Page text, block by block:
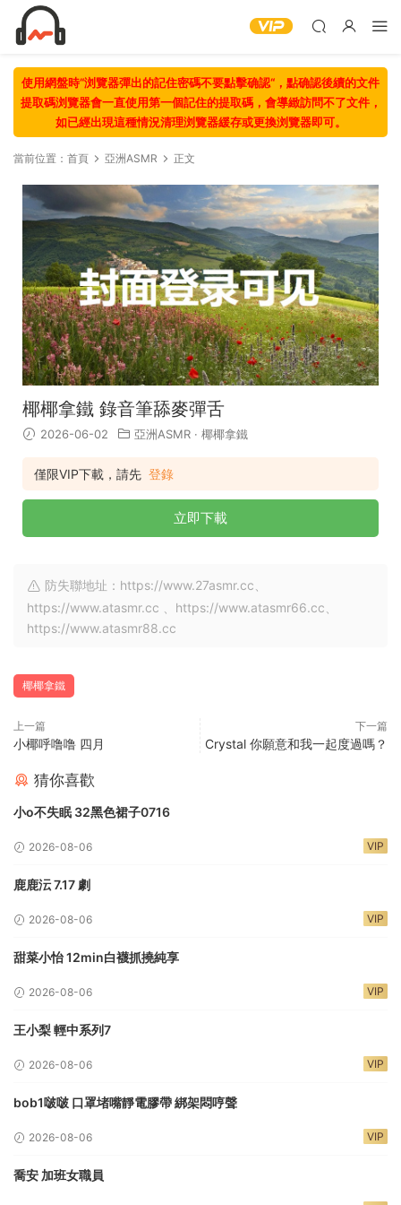
使用網盤時“浏覽器彈出的記住密碼不要點擊确認“，點确認後續的文件
提取碼浏覽器會一直使用第一個記住的提取碼，會導緻訪問不了文件，
如已經出現這種情況清理浏覽器緩存或更換浏覽器即可。
當前位置： 首頁 亞洲ASMR 正文
椰椰拿鐵 錄音筆舔麥彈舌
2026-06-02 亞洲ASMR · 椰椰拿鐵
僅限VIP下載，請先 登錄
立即下載
防失聯地址：https://www.27asmr.cc、
https://www.atasmr.cc 、https://www.atasmr66.cc、
https://www.atasmr88.cc
椰椰拿鐵
上一篇
小椰呼噜噜 四月
下一篇
Crystal 你願意和我一起度過嗎？
猜你喜歡
小o不失眠 32黑色裙子0716
2026-08-06 VIP
鹿鹿沄 7.17 劇
2026-08-06 VIP
甜菜小怡 12min白襪抓撓純享
2026-08-06 VIP
王小梨 輕中系列7
2026-08-06 VIP
bob1啵啵 口罩堵嘴靜電膠帶 綁架悶哼聲
2026-08-06 VIP
喬安 加班女職員